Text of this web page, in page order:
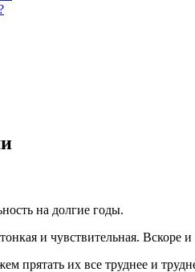
на долгие годы.
и чувствительная. Вскоре
прятать их все труднее и